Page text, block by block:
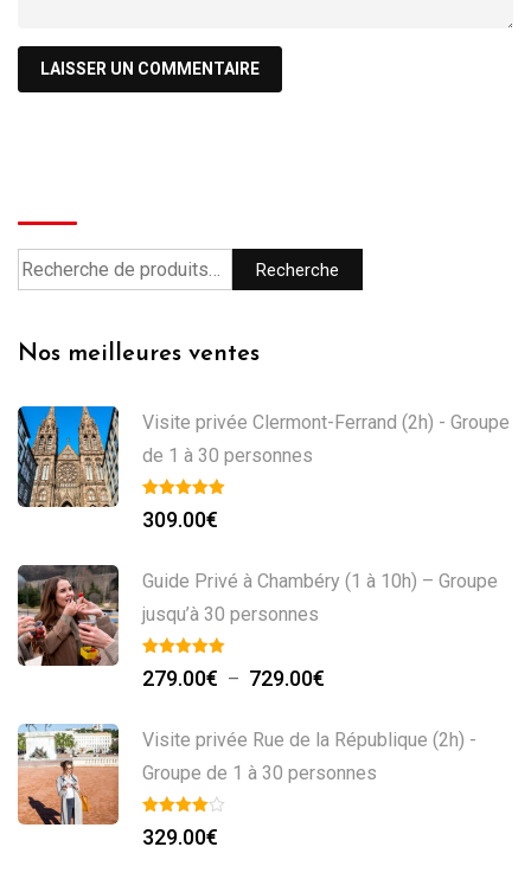
Recherche
Nos meilleures ventes
Visite privée Clermont-Ferrand (2h) - Groupe
de 1 à 30 personnes
309.00€
Guide Privé à Chambéry (1 à 10h) – Groupe
jusqu’à 30 personnes
279.00€ – 729.00€
Visite privée Rue de la République (2h) -
Groupe de 1 à 30 personnes
329.00€